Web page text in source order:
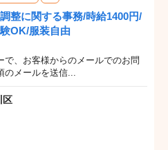
整に関する事務/時給1400円/
OK/服装自由
、お客様からのメールでのお問
メールを送信...
区